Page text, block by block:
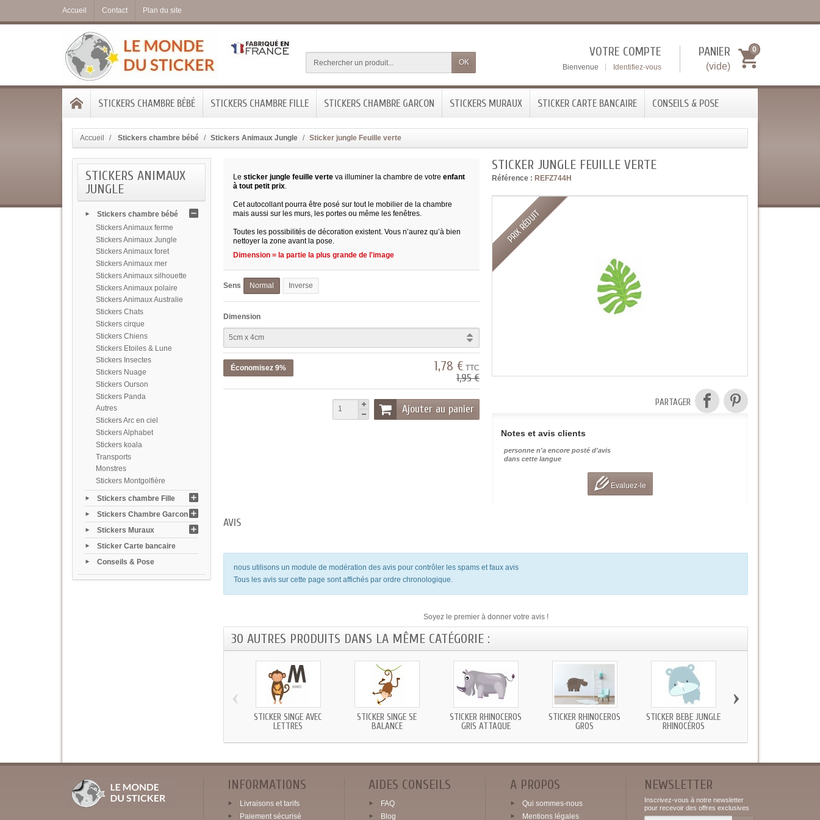
Accueil Contact Plan du site
OK
PANIER
(vide)
0
VOTRE COMPTE
Bienvenue Identifiez-vous
STICKERS CHAMBRE BÉBÉ STICKERS CHAMBRE FILLE STICKERS CHAMBRE GARCON STICKERS MURAUX STICKER CARTE BANCAIRE CONSEILS & POSE
Accueil Stickers chambre bébé Stickers Animaux Jungle Sticker jungle Feuille verte
STICKERS ANIMAUX
JUNGLE
Stickers chambre bébé
Stickers Animaux ferme
Stickers Animaux Jungle
Stickers Animaux foret
Stickers Animaux mer
Stickers Animaux silhouette
Stickers Animaux polaire
Stickers Animaux Australie
Stickers Chats
Stickers cirque
Stickers Chiens
Stickers Etoiles & Lune
Stickers Insectes
Stickers Nuage
Stickers Ourson
Stickers Panda
Autres
Stickers Arc en ciel
Stickers Alphabet
Stickers koala
Transports
Monstres
Stickers Montgolfière
Stickers chambre Fille
Stickers Chambre Garcon
Stickers Muraux
Sticker Carte bancaire
Conseils & Pose
STICKER JUNGLE FEUILLE VERTE
Référence : REFZ744H
PRIX RÉDUIT
PARTAGER
Notes et avis clients
personne n'a encore posté d'avis
dans cette langue
Evaluez-le
Lesticker jungle feuille verte va illuminer la chambre de votreenfant
à tout petit prix.
Cet autocollant pourra être posé sur tout le mobilier de la chambre
mais aussi sur les murs, les portes ou même les fenêtres.
Toutes les possibilités de décoration existent. Vous n’aurez qu’à bien
nettoyer la zone avant la pose.
Dimension = la partie la plus grande de l'image
Sens Normal Inverse
Dimension
Économisez 9% 1,78 € TTC
1,95 €
Ajouter au panier
AVIS
nous utilisons un module de modération des avis pour contrôler les spams et faux avis
Tous les avis sur cette page sont affichés par ordre chronologique.
Soyez le premier à donner votre avis !
30 AUTRES PRODUITS DANS LA MÊME CATÉGORIE :
STICKER SINGE AVEC
LETTRES
STICKER SINGE SE
BALANCE
STICKER RHINOCÉROS
GRIS ATTAQUE
STICKER RHINOCÉROS
GROS
STICKER BEBE JUNGLE
RHINOCÉROS
‹ ›
INFORMATIONS
Livraisons et tarifs
Paiement sécurisé
AIDES CONSEILS
FAQ
Blog
A PROPOS
Qui sommes-nous
Mentions légales
NEWSLETTER
Inscrivez-vous à notre newsletter
pour recevoir des offres exclusives